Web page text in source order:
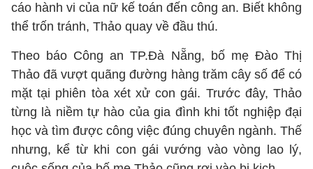
cáo hành vi của nữ kế toán đến công an. Biết không
thể trốn tránh, Thảo quay về đầu thú.
Theo báo Công an TP.Đà Nẵng, bố mẹ Đào Thị
Thảo đã vượt quãng đường hàng trăm cây số để có
mặt tại phiên tòa xét xử con gái. Trước đây, Thảo
từng là niềm tự hào của gia đình khi tốt nghiệp đại
học và tìm được công việc đúng chuyên ngành. Thế
nhưng, kể từ khi con gái vướng vào vòng lao lý,